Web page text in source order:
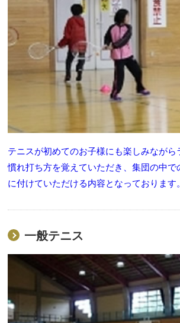
テニスが初めてのお子様にも楽しみながら
慣れ打ち方を覚えていただき、集団の中
に付けていただける内容となっております。
一般テニス